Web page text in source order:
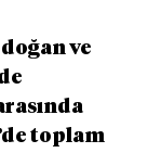
ve
toplam